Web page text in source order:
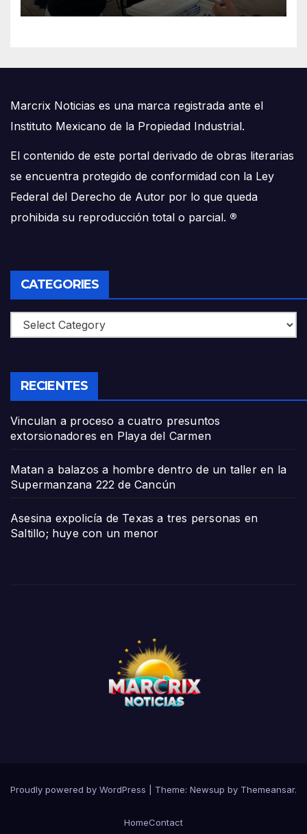
Marcrix Noticias es una marca registrada ante el
Instituto Mexicano de la Propiedad Industrial.
El contenido de este portal derivado de obras literarias
se encuentra protegido de conformidad con la Ley
Federal del Derecho de Autor por lo que queda
prohibida su reproducción total o parcial. ®
CATEGORIES
Categories
RECIENTES
Vinculan a proceso a cuatro presuntos
extorsionadores en Playa del Carmen
Matan a balazos a hombre dentro de un taller en la
Supermanzana 222 de Cancún
Asesina expolicía de Texas a tres personas en
Saltillo; huye con un menor
Proudly powered by WordPress Theme: Newsup by Themeansar.
HomeContact